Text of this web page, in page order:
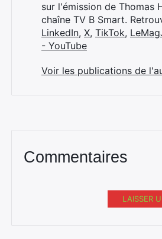
sur l'émission de Thomas
chaîne TV B Smart.
LinkedIn, X, TikTok,
- YouTube
Voir les publications de
Commentaires
LAISSER